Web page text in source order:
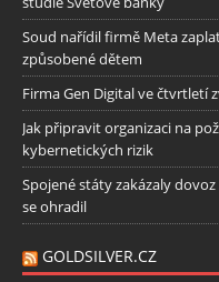
Soud nařídil firmě Meta
způsobené dětem
Firma Gen Digital ve čtvrtletí
Jak připravit organizaci na
kybernetických rizik
Spojené státy zakázaly
se ohradil
GOLDSILVER.CZ